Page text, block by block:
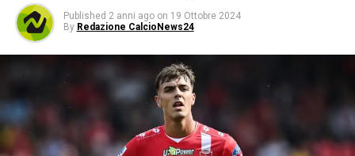
Published 2 anni ago on 19 Ottobre 2024
By Redazione CalcioNews24